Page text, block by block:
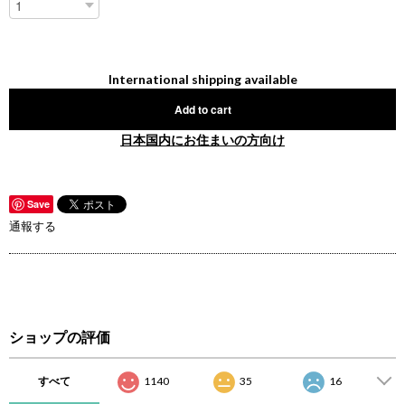
International shipping available
Add to cart
日本国内にお住まいの方向け
Save
通報する
ショップの評価
すべて 1140 35 16